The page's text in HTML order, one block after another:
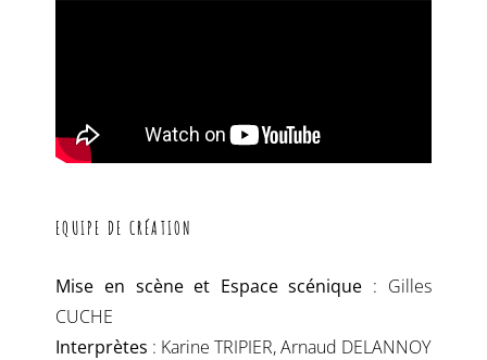
EQUIPE DE CRÉATION
Mise en scène et Espace scénique : Gilles
CUCHE
Interprètes : Karine TRIPIER, Arnaud DELANNOY